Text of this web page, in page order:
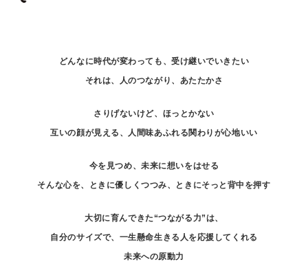
どんなに時代が変わっても、受け継いでいきたい
それは、人のつながり、あたたかさ
さりげないけど、ほっとかない
互いの顔が見える、人間味あふれる関わりが心地いい
今を見つめ、未来に想いをはせる
そんな心を、ときに優しくつつみ、ときにそっと背中を押す
大切に育んできた“つながる力”は、
自分のサイズで、一生懸命生きる人を応援してくれる
未来への原動力